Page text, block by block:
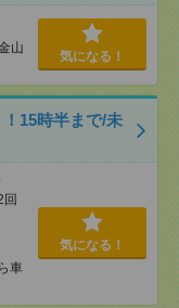
山
気になる！
15時半まで/未
回
車
気になる！